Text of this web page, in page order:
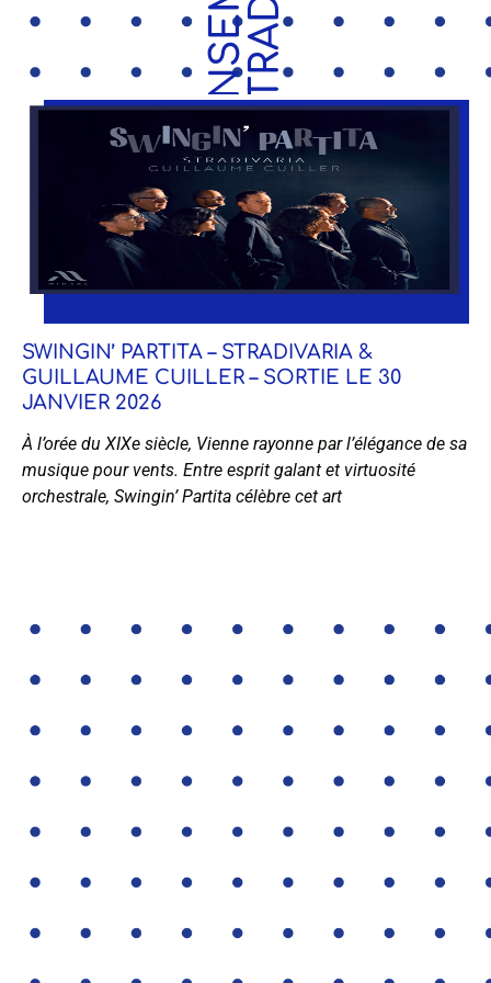
SWINGIN’ PARTITA – STRADIVARIA &
GUILLAUME CUILLER – SORTIE LE 30
JANVIER 2026
À l’orée du XIXe siècle, Vienne rayonne par l’élégance de sa
musique pour vents. Entre esprit galant et virtuosité
orchestrale, Swingin’ Partita célèbre cet art